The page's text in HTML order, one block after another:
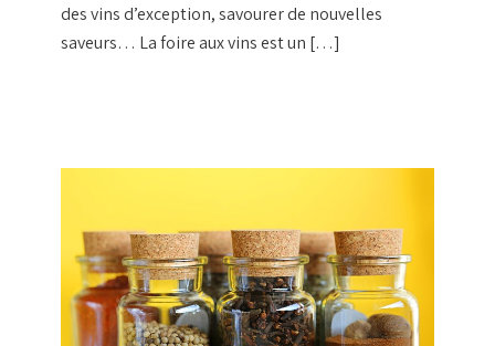
des vins d’exception, savourer de nouvelles
saveurs… La foire aux vins est un […]